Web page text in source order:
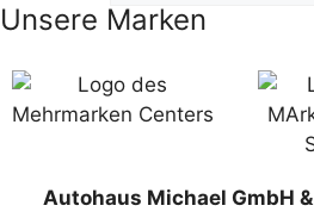
Unsere Marken
Autohaus Michael GmbH &